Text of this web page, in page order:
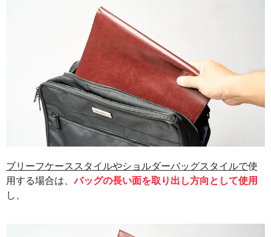
ブリーフケーススタイルやショルダーバッグスタイルで使
用する場合は、バッグの長い面を取り出し方向として使用
し、